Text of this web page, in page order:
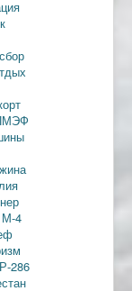
М-4
Р-286